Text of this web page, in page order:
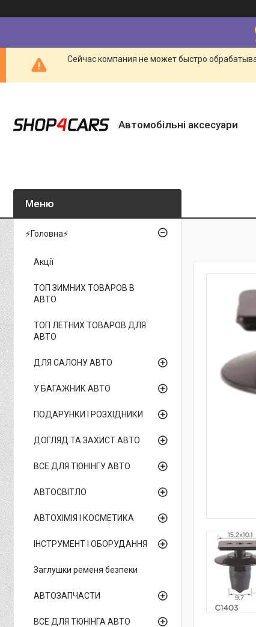
Сейчас компания не может быстро
Автомобільні аксесуари
⚡Головна⚡
Акції
ТОП ЗИМНИХ ТОВАРОВ В
АВТО
ТОП ЛЕТНИХ ТОВАРОВ ДЛЯ
АВТО
ДЛЯ САЛОНУ АВТО
У БАГАЖНИК АВТО
ПОДАРУНКИ І РОЗХІДНИКИ
ДОГЛЯД ТА ЗАХИСТ АВТО
ВСЕ ДЛЯ ТЮНІНГУ АВТО
АВТОСВІТЛО
АВТОХІМІЯ І КОСМЕТИКА
ІНСТРУМЕНТ І ОБОРУДАННЯ
Заглушки ременя безпеки
АВТОЗАПЧАСТИ
ВСЕ ДЛЯ ТЮНІНГА АВТО